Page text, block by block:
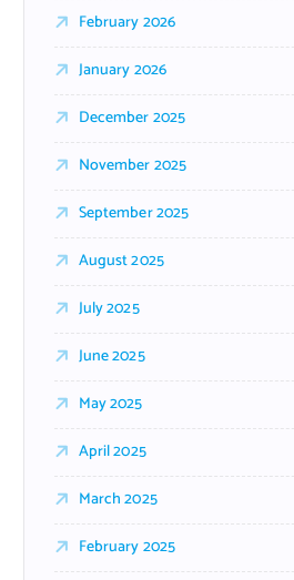
February 2026
January 2026
December 2025
November 2025
September 2025
August 2025
July 2025
June 2025
May 2025
April 2025
March 2025
February 2025